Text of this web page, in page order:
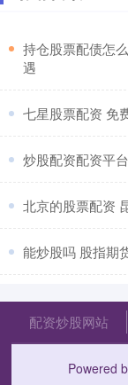
持仓股票配债怎
遇
七星股票配资 免
炒股配资配资平
北京的股票配资
能炒股吗 股指期
配资炒股网站
Powered